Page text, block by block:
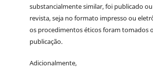
substancialmente similar, foi publicado
revista, seja no formato impresso ou
os procedimentos éticos foram tomados
publicação.
Adicionalmente,